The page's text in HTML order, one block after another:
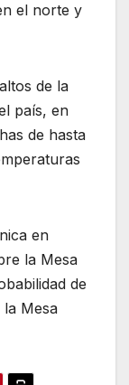
el norte y
de la
país, en
de hasta
en
la Mesa
de
la Mesa